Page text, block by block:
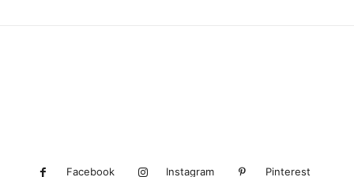
Facebook Instagram Pinterest